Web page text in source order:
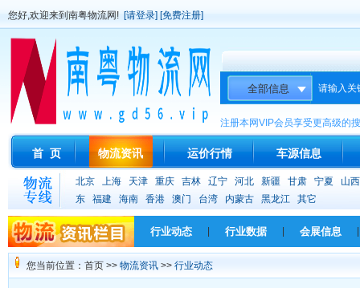
您好,欢迎来到南粤物流网! [请登录] [免费注册]
请输入关
注册本网VIP会员享受更高级的
首 页 物流资讯 运价行情 车源信息
北京 上海 天津 重庆 吉林 辽宁 河北 新疆 甘肃 宁夏
山西
东
福建 海南 香港 澳门 台湾 内蒙古 黑龙江 其它
行业动态 行业数据 会展信息
您当前位置：首页 >> 物流资讯 >> 行业动态